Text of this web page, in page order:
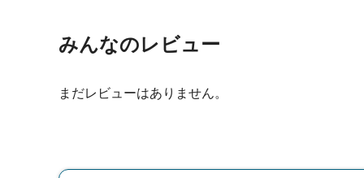
みんなのレビュー
まだレビューはありません。